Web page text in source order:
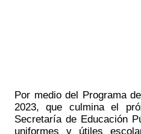
Por medio del Programa
2023, que culmina el
Secretaría de Educación
uniformes y útiles